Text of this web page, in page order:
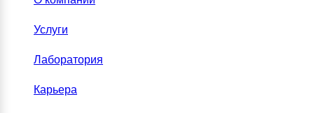
Услуги
Лаборатория
Карьера